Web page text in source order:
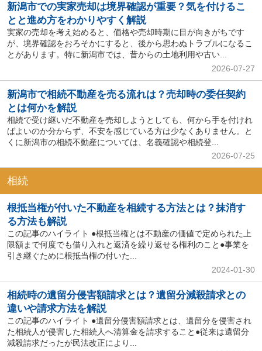
新潟市での実家売却は境界確認が重要？気を付けるこ
とと進め方をわかりやすく解説
実家の売却を考え始めると、価格や売却時期に目が向きがちです
が、境界確認をおろそかにすると、後から思わぬトラブルになるこ
とがあります。特に新潟市では、昔からの土地利用や古い...
2026-07-27
新潟市で相続不動産を売る流れは？売却時の委任契約
とは何かを解説
相続で受け継いだ不動産を売却しようとしても、何から手を付けれ
ばよいのか分からず、不安を感じている方は少なくありません。と
くに新潟市の相続不動産については、名義確認や相続登...
2026-07-25
相続
根抵当権が付いた不動産を相続する方法とは？抹消す
る方法も解説
この記事のハイライト ●根抵当権とは不動産の価値で定められた上
限額まで何度でも借り入れと返済を繰り返せる権利のこと●事業を
引き継ぐために根抵当権の付いた...
2024-01-30
相続時の遺留分侵害額請求とは？遺留分減殺請求との
違いや請求方法を解説
この記事のハイライト ●遺留分侵害額請求とは、遺留分を侵害され
た相続人が侵害した相続人へ清算金を請求すること●従来は遺留分
減殺請求だったが民法改正により...